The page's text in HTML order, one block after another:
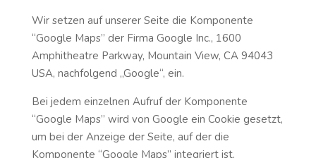
Wir setzen auf unserer Seite die Komponente
“Google Maps” der Firma Google Inc., 1600
Amphitheatre Parkway, Mountain View, CA 94043
USA, nachfolgend „Google“, ein.
Bei jedem einzelnen Aufruf der Komponente
“Google Maps” wird von Google ein Cookie gesetzt,
um bei der Anzeige der Seite, auf der die
Komponente “Google Maps” integriert ist,